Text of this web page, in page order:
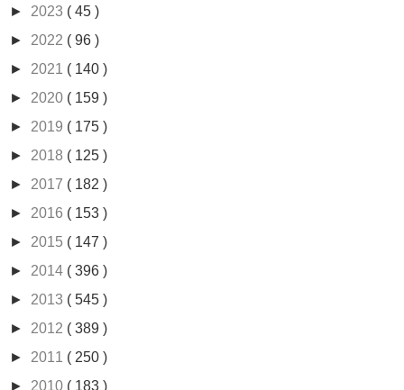
► 2023 ( 45 )
► 2022 ( 96 )
► 2021 ( 140 )
► 2020 ( 159 )
► 2019 ( 175 )
► 2018 ( 125 )
► 2017 ( 182 )
► 2016 ( 153 )
► 2015 ( 147 )
► 2014 ( 396 )
► 2013 ( 545 )
► 2012 ( 389 )
► 2011 ( 250 )
► 2010 ( 183 )